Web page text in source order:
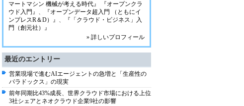
マートマシン 機械が考える時代』
『オープンクラ
ウド入門』 、
『オープンデータ超入門 （ともにイ
ンプレスR＆D）』 、
『「クラウド・ビジネス」入
門（創元社）』
» 詳しいプロフィール
最近のエントリー
営業現場で進むAIエージェントの急増と「生産性の
パラドックス」の現実
前年同期比43%成長、世界クラウド市場における上位
3社シェアとネオクラウド企業9社の影響